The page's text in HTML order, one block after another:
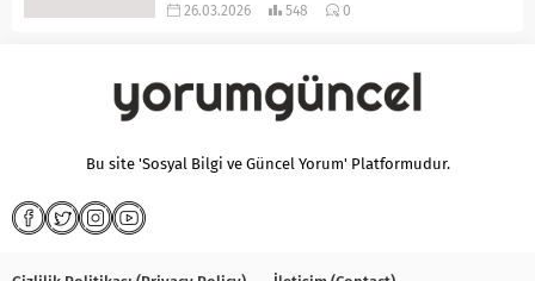
26.03.2026 548 0
Bu site 'Sosyal Bilgi ve Güncel Yorum' Platformudur.